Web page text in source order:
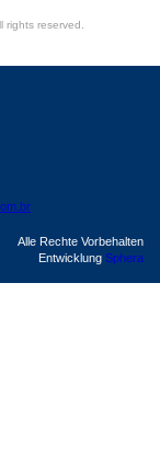
reserved.
Alle Rechte Vorbehalten
Entwicklung Sphera